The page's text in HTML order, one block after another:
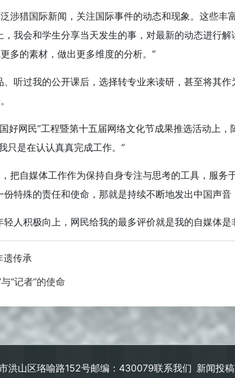
涉猎国际新闻，关注国际事件的动态和现象。这些
我会和学生分享当天发生的事，对最新的动态进行
多的素材，做出更多维度的分析。”
听过我的公开课后，选择转专业来读研，甚至将其
好网民”工程暨第十五届网络文化节成果推选活动上
只是在认认真真完成工作。”
把自媒体工作作为保持自身专注与思考的工具，服务
特殊的责任和使命，那就是持续不断地发出中国声音
人积极向上，网民给我的最多评价就是我的自媒体是
遗传承
“记者”的使命
洪山区珞喻路152号邮编：430079联系我们 新闻投稿